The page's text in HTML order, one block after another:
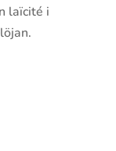
laïcité i